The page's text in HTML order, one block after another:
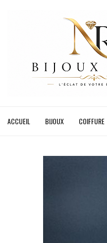
ACCUEIL BIJOUX COIFFURE